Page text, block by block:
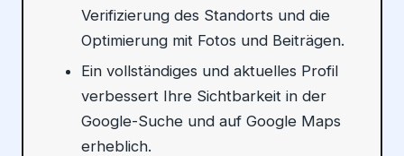
Verifizierung des Standorts und die
Optimierung mit Fotos und Beiträgen.
Ein vollständiges und aktuelles Profil
verbessert Ihre Sichtbarkeit in der
Google-Suche und auf Google Maps
erheblich.